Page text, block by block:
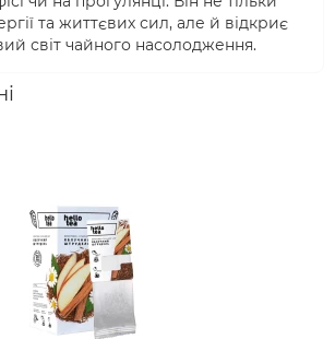
та життєвих сил, але й відкриє
світ чайного насолодження.